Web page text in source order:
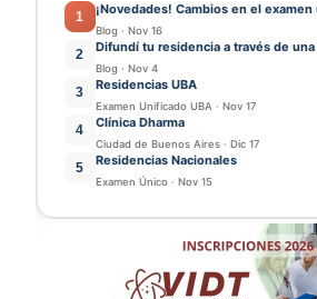
1 ¡Novedades! Cambios en el examen
Blog · Nov 16
2 Difundí tu residencia a través de
Blog · Nov 4
3 Residencias UBA
Examen Unificado UBA · Nov 17
4 Clínica Dharma
Ciudad de Buenos Aires · Dic 17
5 Residencias Nacionales
Examen Único · Nov 15